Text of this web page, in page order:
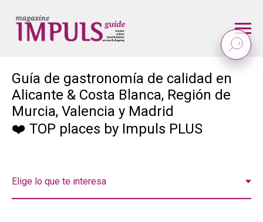
Guía de gastronomía de calidad en
Alicante & Costa Blanca, Región de
Murcia, Valencia y Madrid
❤️ TOP places by Impuls PLUS